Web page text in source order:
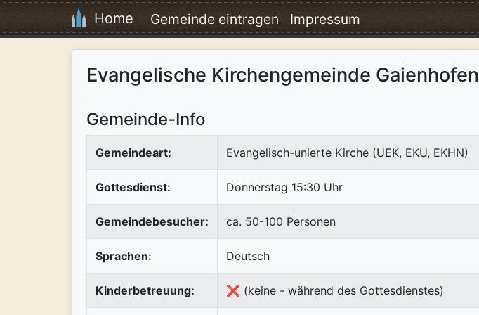
Home Gemeinde eintragen Impressum
Evangelische Kirchengemeinde Gaienhofen
Gemeinde-Info
Gemeindeart: Evangelisch-unierte Kirche (UEK, EKU, EKHN)
Gottesdienst: Donnerstag 15:30 Uhr
Gemeindebesucher: ca. 50-100 Personen
Sprachen: Deutsch
Kinderbetreuung: ❌ (keine - während des Gottesdienstes)